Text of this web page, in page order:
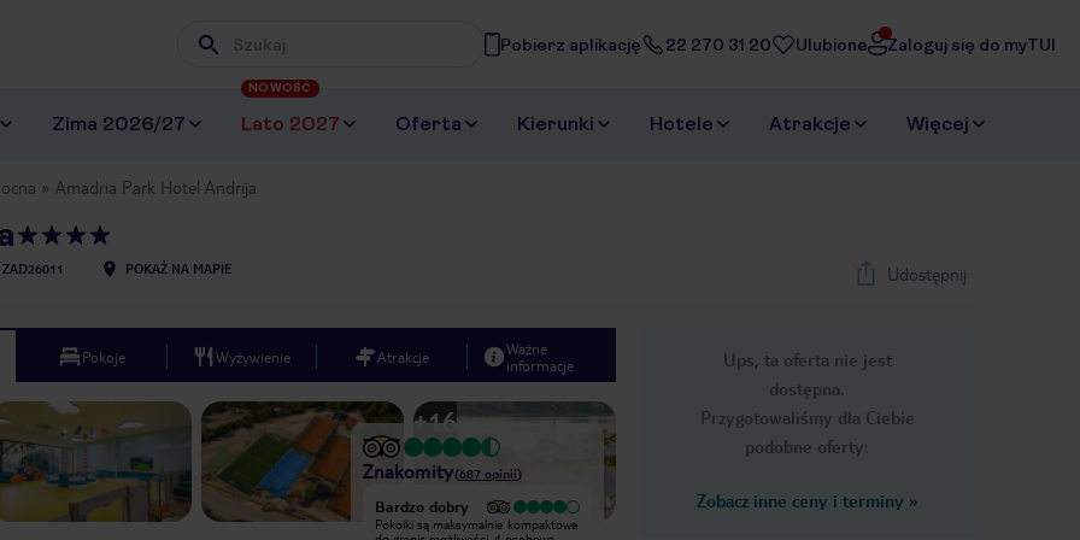
Wpisz frazę, której szukasz
Pobierz aplikację 22 270 31 20 Ulubione Zaloguj się do myTUI
Zima 2026/27 Lato 2027
NOWOŚĆ
Oferta Kierunki Hotele Atrakcje Więcej
Amadria Park Hotel Andrija
ZAD26011 POKAŻ NA MAPIE Udostępnij
Ups, ta oferta nie jest
dostępna.
Przygotowaliśmy dla Ciebie
podobne oferty:
Zobacz inne ceny i terminy »
Pokoje Wyżywienie Atrakcje
Ważne
informacje
Next slide
1/22
+16
Znakomity(687 opinii)
Wyjątkowy
Hotel Andrija oraz cały kompleks
Bardzo dobry
Pokoiki są maksymalnie kompaktowe
Bardzo dobry Bardzo dobry